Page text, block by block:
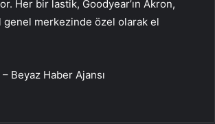
Her bir lastik, Goodyear’ın Akron,
genel merkezinde özel olarak el
Beyaz Haber Ajansı